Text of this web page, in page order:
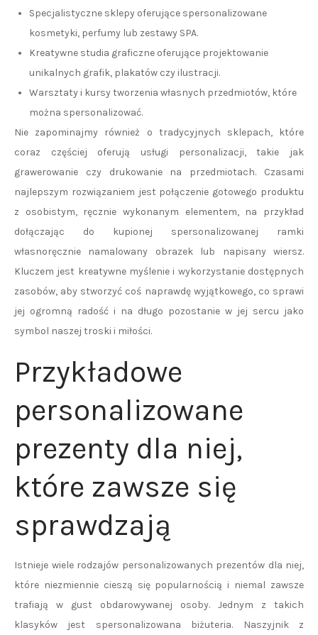
Specjalistyczne sklepy oferujące spersonalizowane
kosmetyki, perfumy lub zestawy SPA.
Kreatywne studia graficzne oferujące projektowanie
unikalnych grafik, plakatów czy ilustracji.
Warsztaty i kursy tworzenia własnych przedmiotów, które
można spersonalizować.
Nie zapominajmy również o tradycyjnych sklepach, które
coraz częściej oferują usługi personalizacji, takie jak
grawerowanie czy drukowanie na przedmiotach. Czasami
najlepszym rozwiązaniem jest połączenie gotowego produktu
z osobistym, ręcznie wykonanym elementem, na przykład
dołączając do kupionej spersonalizowanej ramki
własnoręcznie namalowany obrazek lub napisany wiersz.
Kluczem jest kreatywne myślenie i wykorzystanie dostępnych
zasobów, aby stworzyć coś naprawdę wyjątkowego, co sprawi
jej ogromną radość i na długo pozostanie w jej sercu jako
symbol naszej troski i miłości.
Przykładowe
personalizowane
prezenty dla niej,
które zawsze się
sprawdzają
Istnieje wiele rodzajów personalizowanych prezentów dla niej,
które niezmiennie cieszą się popularnością i niemal zawsze
trafiają w gust obdarowywanej osoby. Jednym z takich
klasyków jest spersonalizowana biżuteria. Naszyjnik z